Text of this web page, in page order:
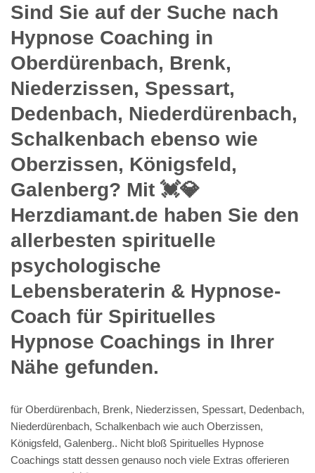
Sind Sie auf der Suche nach
Hypnose Coaching in
Oberdürenbach, Brenk,
Niederzissen, Spessart,
Dedenbach, Niederdürenbach,
Schalkenbach ebenso wie
Oberzissen, Königsfeld,
Galenberg? Mit 💓️💎
Herzdiamant.de haben Sie den
allerbesten spirituelle
psychologische
Lebensberaterin & Hypnose-
Coach für Spirituelles
Hypnose Coachings in Ihrer
Nähe gefunden.
für Oberdürenbach, Brenk, Niederzissen, Spessart, Dedenbach,
Niederdürenbach, Schalkenbach wie auch Oberzissen,
Königsfeld, Galenberg.. Nicht bloß Spirituelles Hypnose
Coachings statt dessen genauso noch viele Extras offerieren